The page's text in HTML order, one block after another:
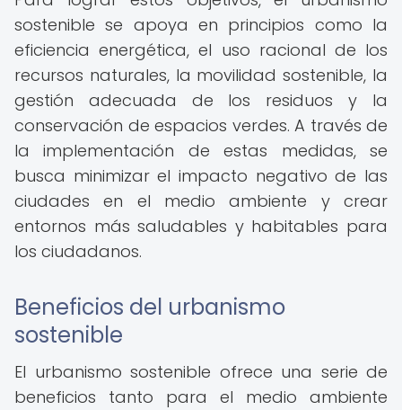
sostenible se apoya en principios como la
eficiencia energética, el uso racional de los
recursos naturales, la movilidad sostenible, la
gestión adecuada de los residuos y la
conservación de espacios verdes. A través de
la implementación de estas medidas, se
busca minimizar el impacto negativo de las
ciudades en el medio ambiente y crear
entornos más saludables y habitables para
los ciudadanos.
Beneficios del urbanismo
sostenible
El urbanismo sostenible ofrece una serie de
beneficios tanto para el medio ambiente